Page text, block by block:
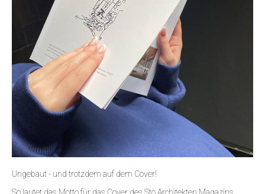
Ungebaut - und trotzdem auf dem Cover!